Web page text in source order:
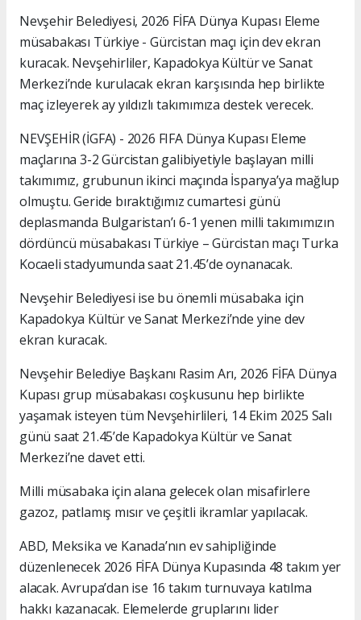
Nevşehir Belediyesi, 2026 FİFA Dünya Kupası Eleme
müsabakası Türkiye - Gürcistan maçı için dev ekran
kuracak. Nevşehirliler, Kapadokya Kültür ve Sanat
Merkezi’nde kurulacak ekran karşısında hep birlikte
maç izleyerek ay yıldızlı takımımıza destek verecek.
NEVŞEHİR (İGFA) - 2026 FIFA Dünya Kupası Eleme
maçlarına 3-2 Gürcistan galibiyetiyle başlayan milli
takımımız, grubunun ikinci maçında İspanya’ya mağlup
olmuştu. Geride bıraktığımız cumartesi günü
deplasmanda Bulgaristan’ı 6-1 yenen milli takımımızın
dördüncü müsabakası Türkiye – Gürcistan maçı Turka
Kocaeli stadyumunda saat 21.45’de oynanacak.
Nevşehir Belediyesi ise bu önemli müsabaka için
Kapadokya Kültür ve Sanat Merkezi’nde yine dev
ekran kuracak.
Nevşehir Belediye Başkanı Rasim Arı, 2026 FİFA Dünya
Kupası grup müsabakası coşkusunu hep birlikte
yaşamak isteyen tüm Nevşehirlileri, 14 Ekim 2025 Salı
günü saat 21.45’de Kapadokya Kültür ve Sanat
Merkezi’ne davet etti.
Milli müsabaka için alana gelecek olan misafirlere
gazoz, patlamış mısır ve çeşitli ikramlar yapılacak.
ABD, Meksika ve Kanada’nın ev sahipliğinde
düzenlenecek 2026 FİFA Dünya Kupasında 48 takım yer
alacak. Avrupa’dan ise 16 takım turnuvaya katılma
hakkı kazanacak. Elemelerde gruplarını lider